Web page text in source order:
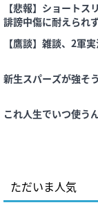
【悲報】ショート
誹謗中傷に耐えられ
【鷹談】雑談、2軍
新生スパーズが強そ
これ人生でいつ使う
ただいま人気